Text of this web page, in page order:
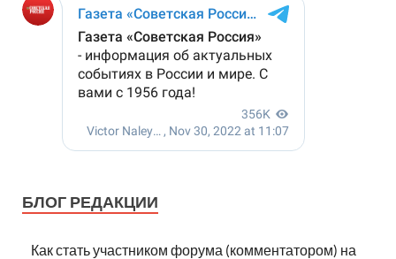
БЛОГ РЕДАКЦИИ
Как стать участником форума (комментатором) на